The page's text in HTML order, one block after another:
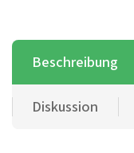
Beschreibung
Diskussion